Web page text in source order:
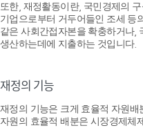
또한, 재정활동이란, 국민경제의
기업으로부터 거두어들인 조세 등
같은 사회간접자본을 확충하거나,
생산하는데에 지출하는 것입니다.
재정의 기능
재정의 기능은 크게 효율적 자원배
자원의 효율적 배분은 시장경제체